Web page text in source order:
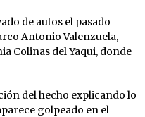
de autos el pasado
Antonio Valenzuela,
Colinas del Yaqui, donde
del hecho explicando lo
golpeado en el